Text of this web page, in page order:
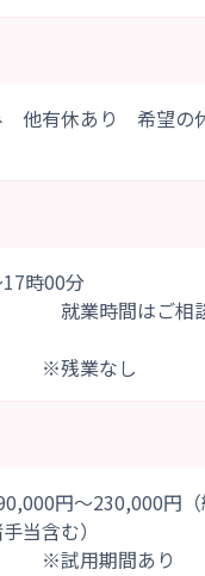
他有休あり 希望の
時00分
間はご相談
なし
円～230,000円
当含む）
期間あり